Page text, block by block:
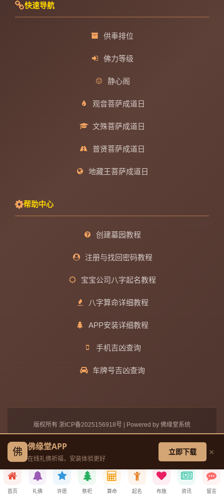
快速导航
供奉排位
佛力等级
静心阁
观音菩萨成道日
文殊菩萨成道日
普贤菩萨成道日
地藏王菩萨成道日
帮助中心
创建墓园教程
注册与找回密码教程
宝宝公司八字起名教程
八字算命详细教程
APP安装详细教程
手机吉凶查询
车牌号吉凶查询
版权所有 浙ICP备2025156918号 | Powered by 佛缘堂系统
佛缘堂 - 在线礼佛祈福平台 | 传承佛教文化 | 净化心灵
佛 佛缘堂APP
在线礼佛祈福，安装体验更好
立即下载 ×
首页 礼佛 许愿 祭祀 算命 起名 布施 资讯 留言